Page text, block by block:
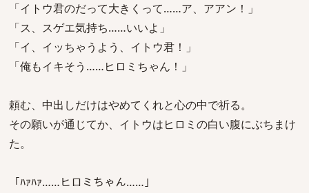
「イトウ君のだって大きくって……ア、アアン！」
「ス、スゲエ気持ち……いいよ」
「イ、イッちゃうよう、イトウ君！」
「俺もイキそう……ヒロミちゃん！」
頼む、中出しだけはやめてくれと心の中で祈る。
その願いが通じてか、イトウはヒロミの白い腹にぶちまけ
た。
「ﾊｧﾊｧ……ヒロミちゃん……」